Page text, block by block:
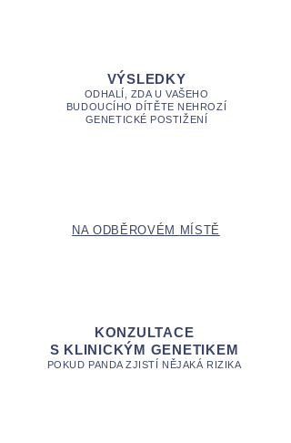
VÝSLEDKY
ODHALÍ, ZDA U VAŠEHO
BUDOUCÍHO DÍTĚTE NEHROZÍ
GENETICKÉ POSTIŽENÍ
NA ODBĚROVÉM MÍSTĚ
KONZULTACE
S KLINICKÝM GENETIKEM
POKUD PANDA ZJISTÍ NĚJAKÁ RIZIKA